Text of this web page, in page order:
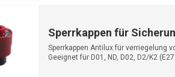
Sperrkappen für
Sperrkappen Antilux für verriegelung
Geeignet für D01, ND, D02, D2/K2 (E27...